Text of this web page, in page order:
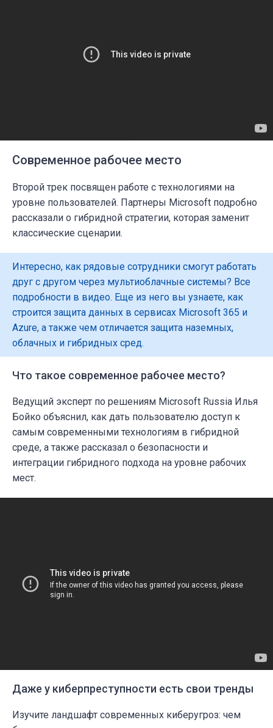
Современное рабочее место
Второй трек посвящен работе с технологиями на
уровне пользователей. Партнеры Microsoft подробно
рассказали о гибридной стратегии, которая заменит
классические сценарии.
Интересно, как рядовые сотрудники смогут работать
друг с другом через мультиоблачные системы? Все
подробности в видео. Еще из него вы узнаете, как
строится защита данных в сервисах Microsoft 365 и
Azure, а также чем отличается защита наземных,
облачных и гибридных сред.
Что такое современное рабочее место?
Ведущий эксперт по решениям Microsoft Russia Илья
Бойко объяснил, как дать пользователю доступ к
самым современными технологиям в гибридной
среде, а также рассказал о безопасности и
интеграции гибридного подхода на уровне рабочих
мест.
Даже у киберпреступности есть свои тренды
Изучите ландшафт современных киберугроз: чем